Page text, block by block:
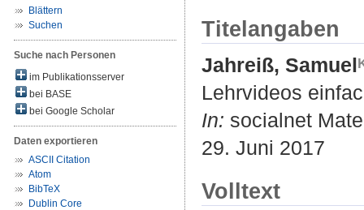
Blättern
Suchen
Suche nach Personen
im Publikationsserver
bei BASE
bei Google Scholar
Daten exportieren
ASCII Citation
Atom
BibTeX
Dublin Core
Titelangaben
Jahreiß, Samuel
Lehrvideos
In: socialnet
29. Juni 2017
Volltext